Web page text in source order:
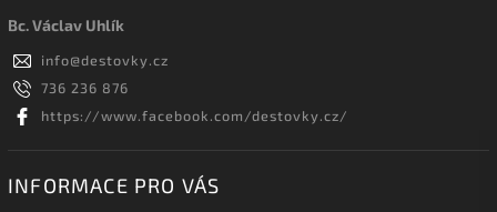
Bc. Václav Uhlík
info@destovky.cz
736 236 876
https://www.facebook.com/destovky.cz/
INFORMACE PRO VÁS